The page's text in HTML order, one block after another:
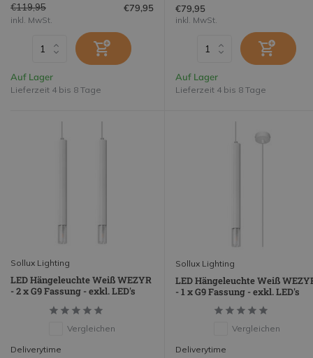
€119,95 €79,95
inkl. MwSt.
Auf Lager
Lieferzeit 4 bis 8 Tage
€79,95
inkl. MwSt.
Auf Lager
Lieferzeit 4 bis 8 Tage
Sollux Lighting
LED Hängeleuchte Weiß WEZYR
- 2 x G9 Fassung - exkl. LED's
Vergleichen
Deliverytime
Sollux Lighting
LED Hängeleuchte Weiß
- 1 x G9 Fassung - exkl. LED's
Vergleichen
Deliverytime